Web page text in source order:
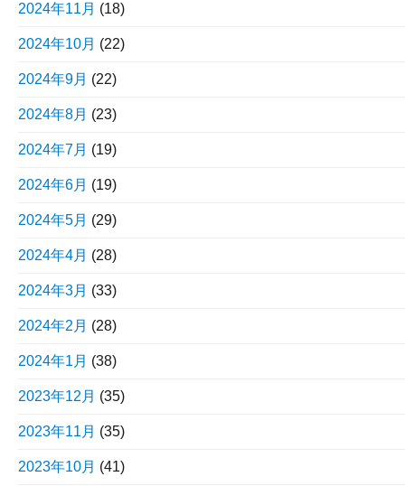
2024年11月 (18)
2024年10月 (22)
2024年9月 (22)
2024年8月 (23)
2024年7月 (19)
2024年6月 (19)
2024年5月 (29)
2024年4月 (28)
2024年3月 (33)
2024年2月 (28)
2024年1月 (38)
2023年12月 (35)
2023年11月 (35)
2023年10月 (41)